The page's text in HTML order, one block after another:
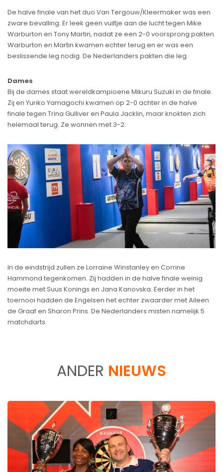
De halve finale van het duo Van Tergouw/Kleermaker was een
zware bevalling. Er leek geen vuiltje aan de lucht tegen Mike
Warburton en Tony Martin, nadat ze een 2-0 voorsprong pakten.
Warburton en Martin kwamen echter terug en er was een
beslissende leg nodig. De Nederlanders pakten die leg.
Dames
Bij de dames staat wereldkampioene Mikuru Suzuki in de finale.
Zij en Yuriko Yamagochi kwamen op 2-0 achter in de halve
finale tegen Trina Gulliver en Paula Jacklin, maar knokten zich
helemaal terug. Ze wonnen met 3-2.
In de eindstrijd zullen ze Lorraine Winstanley en Corrine
Hammond tegenkomen. Zij hadden in de halve finale weinig
moeite met Suus Konings en Jana Kanovska. Eerder in het
toernooi hadden de Engelsen het echter zwaarder met Aileen
de Graaf en Sharon Prins. De Nederlanders misten namelijk 5
matchdarts.
ANDER NIEUWS